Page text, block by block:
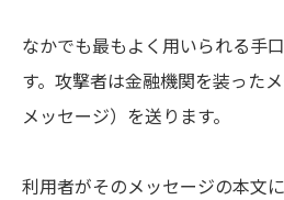
なかでも最もよく用いられる手
す。攻撃者は金融機関を装った
メッセージ）を送ります。
利用者がそのメッセージの本文